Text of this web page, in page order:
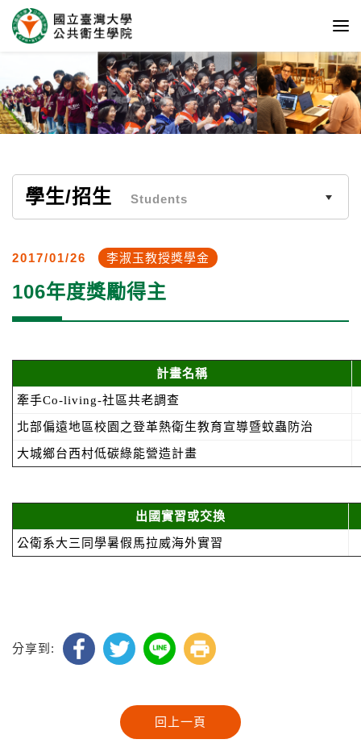
學生/招生 Students
2017/01/26 李淑玉教授獎學金
106年度獎勵得主
計畫名稱
牽手Co-living-社區共老調查
北部偏遠地區校園之登革熱衛生教育宣導暨蚊蟲防治
大城鄉台西村低碳綠能營造計畫
出國實習或交換
公衛系大三同學暑假馬拉威海外實習
分享到: